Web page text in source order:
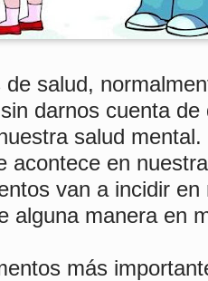
de salud,
darnos cuenta de
salud
acontece en
van a incidir
alguna manera en
más